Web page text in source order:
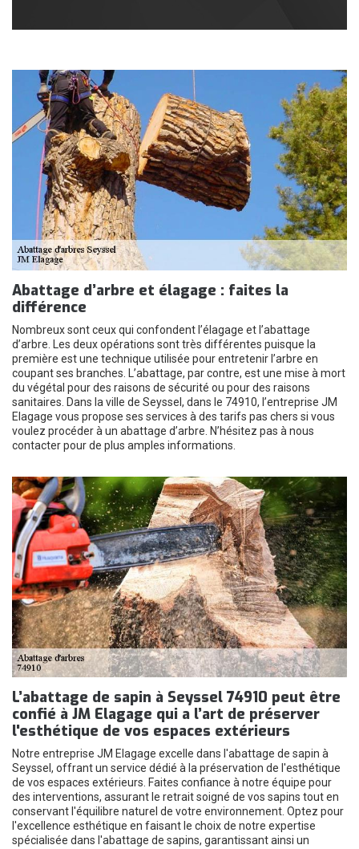
Abattage d’arbre et élagage : faites la
différence
Nombreux sont ceux qui confondent l’élagage et l’abattage
d’arbre. Les deux opérations sont très différentes puisque la
première est une technique utilisée pour entretenir l’arbre en
coupant ses branches. L’abattage, par contre, est une mise à mort
du végétal pour des raisons de sécurité ou pour des raisons
sanitaires. Dans la ville de Seyssel, dans le 74910, l’entreprise JM
Elagage vous propose ses services à des tarifs pas chers si vous
voulez procéder à un abattage d’arbre. N’hésitez pas à nous
contacter pour de plus amples informations.
L’abattage de sapin à Seyssel 74910 peut être
confié à JM Elagage qui a l’art de préserver
l'esthétique de vos espaces extérieurs
Notre entreprise JM Elagage excelle dans l'abattage de sapin à
Seyssel, offrant un service dédié à la préservation de l'esthétique
de vos espaces extérieurs. Faites confiance à notre équipe pour
des interventions, assurant le retrait soigné de vos sapins tout en
conservant l'équilibre naturel de votre environnement. Optez pour
l'excellence esthétique en faisant le choix de notre expertise
spécialisée dans l'abattage de sapins, garantissant ainsi un